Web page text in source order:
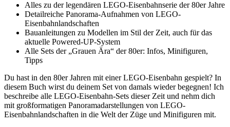
Alles zu der legendären LEGO-Eisenbahnserie der 80er Jahre
Detailreiche Panorama-Aufnahmen von LEGO-
Eisenbahnlandschaften
Bauanleitungen zu Modellen im Stil der Zeit, auch für das
aktuelle Powered-UP-System
Alle Sets der „Grauen Ära“ der 80er: Infos, Minifiguren,
Tipps
Du hast in den 80er Jahren mit einer LEGO-Eisenbahn gespielt? In
diesem Buch wirst du deinem Set von damals wieder begegnen! Ich
beschreibe alle LEGO-Eisenbahn-Sets dieser Zeit und nehm dich
mit großformatigen Panoramadarstellungen von LEGO-
Eisenbahnlandschaften in die Welt der Züge und Minifiguren mit.